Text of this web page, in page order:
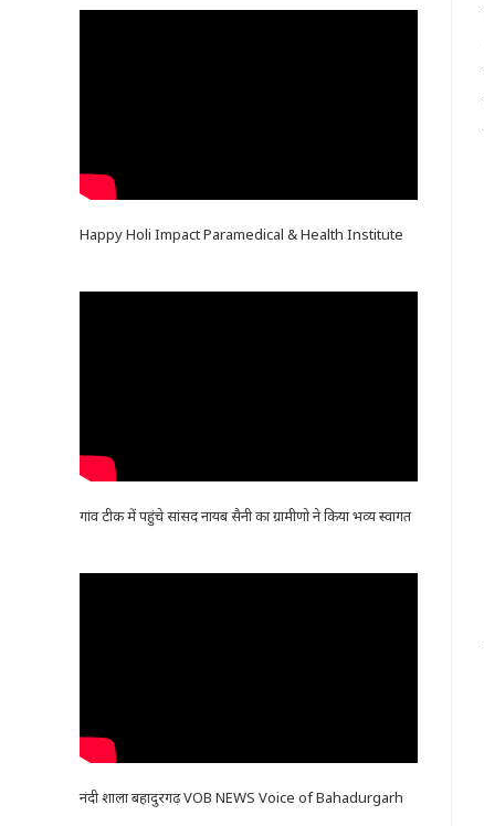
Happy Holi Impact Paramedical & Health Institute
गांव टीक में पहुंचे सांसद नायब सैनी का ग्रामीणो ने किया भव्य स्वागत
नंदी शाला बहादुरगढ़ VOB NEWS Voice of Bahadurgarh